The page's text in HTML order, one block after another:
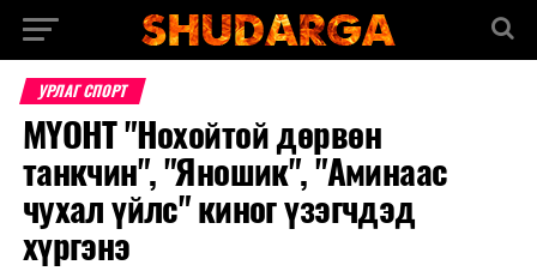
УРЛАГ СПОРТ
МҮОНТ "Нохойтой дөрвөн
танкчин", "Яношик", "Аминаас
чухал үйлс" киног үзэгчдэд
хүргэнэ